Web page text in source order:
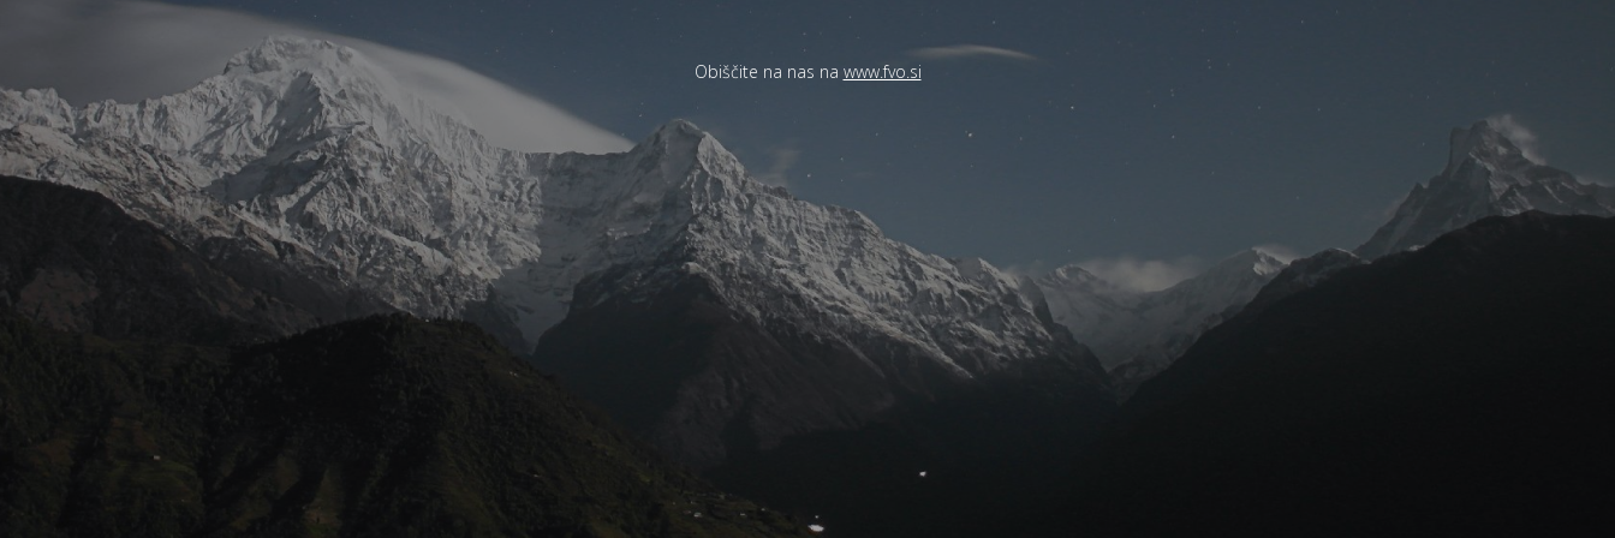
Obiščite na nas na www.fvo.si